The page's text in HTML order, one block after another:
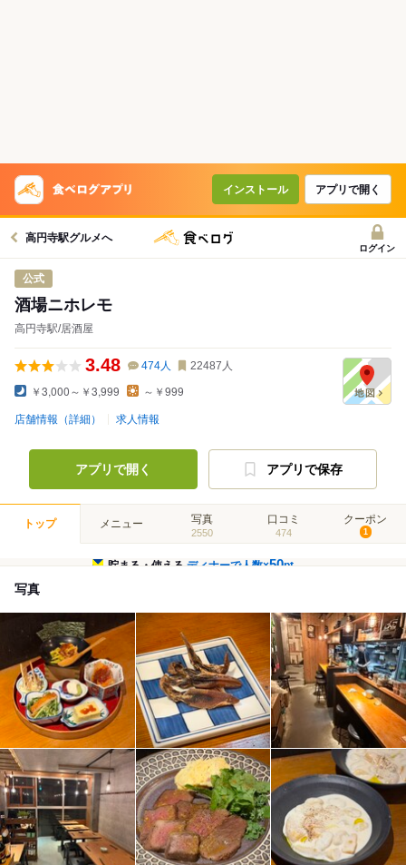
インストール アプリで開く
高円寺駅グルメへ
ログイン
公式
酒場ニホレモ
高円寺駅/居酒屋
3.48 474人 22487 人
￥3,000～￥3,999 ～￥999
店舗情報（詳細） 求人情報
アプリで開く アプリで保存
トップ メニュー 写真
2550
口コミ
474
クーポン
1
貯まる・使えるディナーで人数×50pt
写真